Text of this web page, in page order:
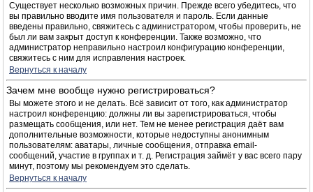
Существует несколько возможных причин. Прежде всего убедитесь, что
вы правильно вводите имя пользователя и пароль. Если данные
введены правильно, свяжитесь с администратором, чтобы проверить, не
был ли вам закрыт доступ к конференции. Также возможно, что
администратор неправильно настроил конфигурацию конференции,
свяжитесь с ним для исправления настроек.
Вернуться к началу
Зачем мне вообще нужно регистрироваться?
Вы можете этого и не делать. Всё зависит от того, как администратор
настроил конференцию: должны ли вы зарегистрироваться, чтобы
размещать сообщения, или нет. Тем не менее регистрация даёт вам
дополнительные возможности, которые недоступны анонимным
пользователям: аватары, личные сообщения, отправка email-
сообщений, участие в группах и т. д. Регистрация займёт у вас всего пару
минут, поэтому мы рекомендуем это сделать.
Вернуться к началу